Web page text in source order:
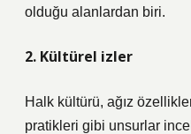
olduğu alanlardan biri.
2. Kültürel izler
Halk kültürü, ağız
pratikleri gibi unsurlar